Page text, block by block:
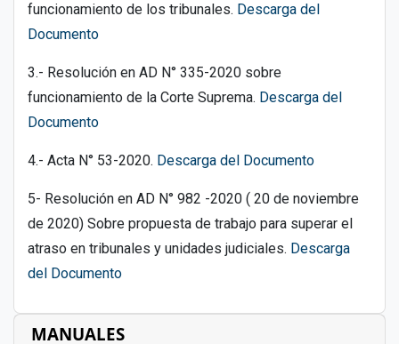
funcionamiento de los tribunales. Descarga del
Documento
3.- Resolución en AD N° 335-2020 sobre
funcionamiento de la Corte Suprema. Descarga del
Documento
4.- Acta N° 53-2020. Descarga del Documento
5- Resolución en AD N° 982 -2020 ( 20 de noviembre
de 2020) Sobre propuesta de trabajo para superar el
atraso en tribunales y unidades judiciales. Descarga
del Documento
MANUALES